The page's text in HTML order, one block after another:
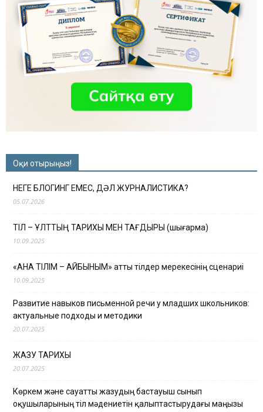
Оқи отырыңыз!
НЕГЕ БЛОГИНГ ЕМЕС, ДӘЛ ЖУРНАЛИСТИКА?
05.07.2026
ТІЛ – ҰЛТТЫҢ ТАРИХЫ МЕН ТАҒДЫРЫ (шығарма)
10.09.2025
«АНА ТІЛІМ – АЙБЫНЫМ» атты тілдер мерекесінің сценариі
10.09.2025
Развитие навыков письменной речи у младших школьников:
актуальные подходы и методики
20.07.2025
ЖАЗУ ТАРИХЫ
20.07.2025
Көркем және сауатты жазудың бастауыш сынып
оқушыларының тіл мәдениетін қалыптастырудағы маңызы